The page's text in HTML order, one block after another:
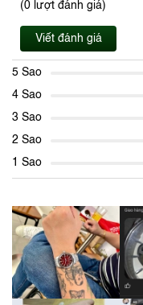
(0 lượt đánh giá)
Viết đánh giá
5 Sao
4 Sao
3 Sao
2 Sao
1 Sao